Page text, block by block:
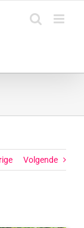
Volgende